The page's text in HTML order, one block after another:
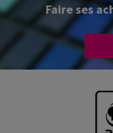
Faire ses